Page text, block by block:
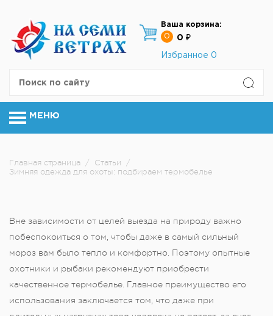
Ваша корзина:
0
0 ₽
Избранное 0
МЕНЮ
Главная страница / Статьи
/
Зимняя одежда для охоты: подбираем термобелье
Вне зависимости от целей выезда на природу важно
побеспокоиться о том, чтобы даже в самый сильный
мороз вам было тепло и комфортно. Поэтому опытные
охотники и рыбаки рекомендуют приобрести
качественное термобелье. Главное преимущество его
использования заключается том, что даже при